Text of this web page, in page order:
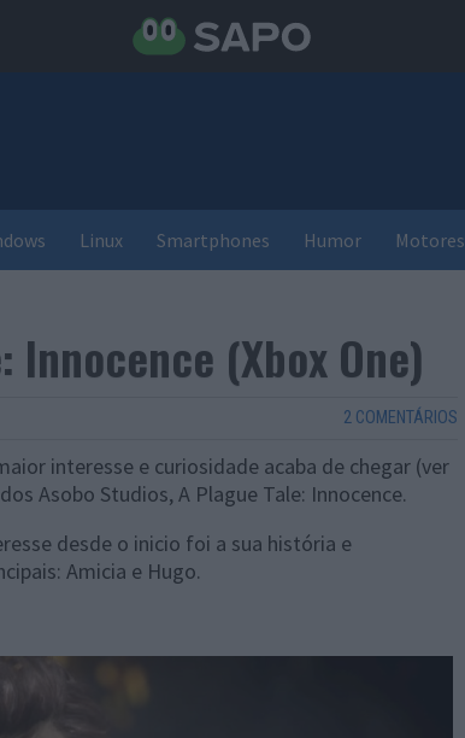
Linux Smartphones Humor Motores
Innocence (Xbox One)
2 COMENTÁRIOS
interesse e curiosidade acaba de chegar (ver
Asobo Studios, A Plague Tale: Innocence.
desde o inicio foi a sua história e
Amicia e Hugo.